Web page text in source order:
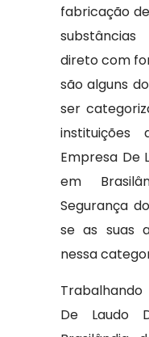
fabricação
direto com
são alguns
ser
instituições
Empresa De
em
Segurança
se as suas
nessa
De Laudo